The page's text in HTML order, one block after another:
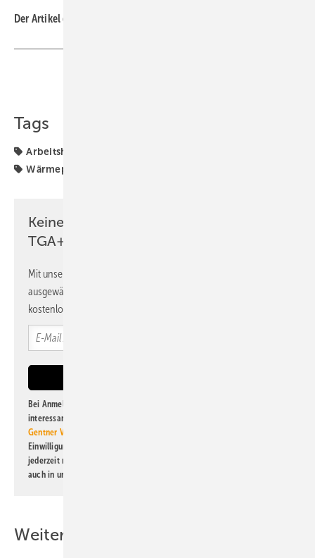
Der Artikel gehört zur
Tags
Arbeitshilfe
Wärmepumpe
Keine Zeit? Kein Problem mit dem
TGA+E Newsletter!
Mit unserem Newsletter erhalten Sie regelmäßig von uns
ausgewählte Informationen und Neuigkeiten, gebündelt und
kostenlos direkt ins Postfach.
Bei Anmeldung zu diesem Newsletter bin ich damit einverstanden, über
interessante Verlags- und Online-Angebote
Gentner Verlag GmbH & Co. KG
Einwilligung kann ich jederzeit widerrufen und eine Abmeldung ist
jederzeit möglich. Informationen zum Umgang mit Daten finden Sie
auch in unserer
Weitere Inhalte